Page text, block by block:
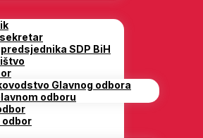
SDP BiH
Glavnog odbora
odboru